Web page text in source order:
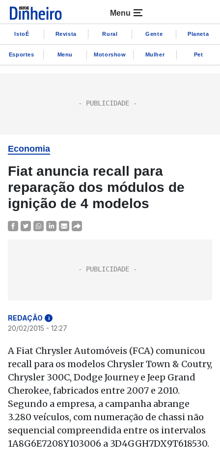
Menu
IstoÉ Revista Rural Gente Planeta
Esportes Menu Motorshow Mulher Pet
Economia
Fiat anuncia recall para
reparação dos módulos de
ignição de 4 modelos
REDAÇÃO i
20/02/2015 - 12:27
A Fiat Chrysler Automóveis (FCA) comunicou
recall para os modelos Chrysler Town & Coutry,
Chrysler 300C, Dodge Journey e Jeep Grand
Cherokee, fabricados entre 2007 e 2010.
Segundo a empresa, a campanha abrange
3.280 veículos, com numeração de chassi não
sequencial compreendida entre os intervalos
1A8G6E7208Y103006 a 3D4GGH7DX9T618530.